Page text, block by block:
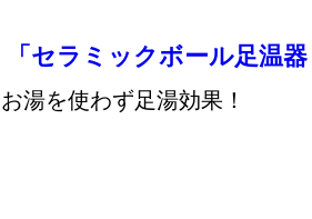
「セラミックボール足温
お湯を使わず足湯効果！